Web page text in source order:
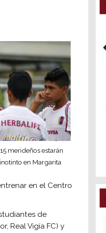
merideños estarán
en Margarita
en el Centro
de
Real Vigía FC) y